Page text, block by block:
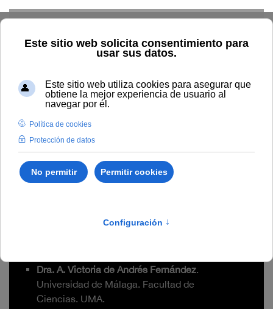
Inicio Estudiar Oferta académica
Oferta por sedes
Sede Málaga
El libro poliédrico (III edición)
Formación continua
Dra. A. Victoria de Andrés Fernández.
Universidad de Málaga. Facultad de
Ciencias. UMA.